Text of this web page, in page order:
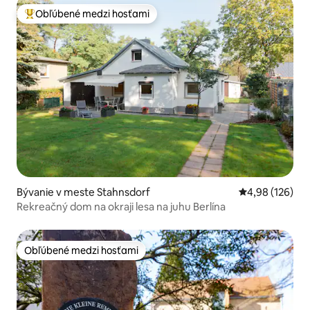
Najobľúbenejšie medzi hosťami
Obľúbené medzi hosťami
Bývanie v meste Stahnsdorf Priemerné
4,98 (126)
Rekreačný dom na okraji lesa na juhu Berlína
Obľúbené medzi hosťami
Obľúbené medzi hosťami